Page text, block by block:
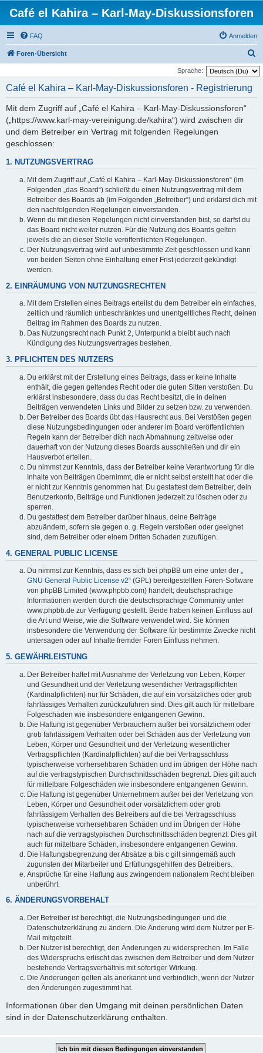
Café el Kahira – Karl-May-Diskussionsforen
FAQ Anmelden
Foren-Übersicht
u
Sprache:
Café el Kahira – Karl-May-Diskussionsforen - Registrierung
Mit dem Zugriff auf „Café el Kahira – Karl-May-Diskussionsforen“
(„https://www.karl-may-vereinigung.de/kahira“) wird zwischen dir
und dem Betreiber ein Vertrag mit folgenden Regelungen
geschlossen:
1. NUTZUNGSVERTRAG
Mit dem Zugriff auf „Café el Kahira – Karl-May-Diskussionsforen“ (im
Folgenden „das Board“) schließt du einen Nutzungsvertrag mit dem
Betreiber des Boards ab (im Folgenden „Betreiber“) und erklärst dich mit
den nachfolgenden Regelungen einverstanden.
Wenn du mit diesen Regelungen nicht einverstanden bist, so darfst du
das Board nicht weiter nutzen. Für die Nutzung des Boards gelten
jeweils die an dieser Stelle veröffentlichten Regelungen.
Der Nutzungsvertrag wird auf unbestimmte Zeit geschlossen und kann
von beiden Seiten ohne Einhaltung einer Frist jederzeit gekündigt
werden.
2. EINRÄUMUNG VON NUTZUNGSRECHTEN
Mit dem Erstellen eines Beitrags erteilst du dem Betreiber ein einfaches,
zeitlich und räumlich unbeschränktes und unentgeltliches Recht, deinen
Beitrag im Rahmen des Boards zu nutzen.
Das Nutzungsrecht nach Punkt 2, Unterpunkt a bleibt auch nach
Kündigung des Nutzungsvertrages bestehen.
3. PFLICHTEN DES NUTZERS
Du erklärst mit der Erstellung eines Beitrags, dass er keine Inhalte
enthält, die gegen geltendes Recht oder die guten Sitten verstoßen. Du
erklärst insbesondere, dass du das Recht besitzt, die in deinen
Beiträgen verwendeten Links und Bilder zu setzen bzw. zu verwenden.
Der Betreiber des Boards übt das Hausrecht aus. Bei Verstößen gegen
diese Nutzungsbedingungen oder anderer im Board veröffentlichten
Regeln kann der Betreiber dich nach Abmahnung zeitweise oder
dauerhaft von der Nutzung dieses Boards ausschließen und dir ein
Hausverbot erteilen.
Du nimmst zur Kenntnis, dass der Betreiber keine Verantwortung für die
Inhalte von Beiträgen übernimmt, die er nicht selbst erstellt hat oder die
er nicht zur Kenntnis genommen hat. Du gestattest dem Betreiber, dein
Benutzerkonto, Beiträge und Funktionen jederzeit zu löschen oder zu
sperren.
Du gestattest dem Betreiber darüber hinaus, deine Beiträge
abzuändern, sofern sie gegen o. g. Regeln verstoßen oder geeignet
sind, dem Betreiber oder einem Dritten Schaden zuzufügen.
4. GENERAL PUBLIC LICENSE
Du nimmst zur Kenntnis, dass es sich bei phpBB um eine unter der „
GNU General Public License v2“ (GPL) bereitgestellten Foren-Software
von phpBB Limited (www.phpbb.com) handelt; deutschsprachige
Informationen werden durch die deutschsprachige Community unter
www.phpbb.de zur Verfügung gestellt. Beide haben keinen Einfluss auf
die Art und Weise, wie die Software verwendet wird. Sie können
insbesondere die Verwendung der Software für bestimmte Zwecke nicht
untersagen oder auf Inhalte fremder Foren Einfluss nehmen.
5. GEWÄHRLEISTUNG
Der Betreiber haftet mit Ausnahme der Verletzung von Leben, Körper
und Gesundheit und der Verletzung wesentlicher Vertragspflichten
(Kardinalpflichten) nur für Schäden, die auf ein vorsätzliches oder grob
fahrlässiges Verhalten zurückzuführen sind. Dies gilt auch für mittelbare
Folgeschäden wie insbesondere entgangenen Gewinn.
Die Haftung ist gegenüber Verbrauchern außer bei vorsätzlichem oder
grob fahrlässigem Verhalten oder bei Schäden aus der Verletzung von
Leben, Körper und Gesundheit und der Verletzung wesentlicher
Vertragspflichten (Kardinalpflichten) auf die bei Vertragsschluss
typischerweise vorhersehbaren Schäden und im übrigen der Höhe nach
auf die vertragstypischen Durchschnittsschäden begrenzt. Dies gilt auch
für mittelbare Folgeschäden wie insbesondere entgangenen Gewinn.
Die Haftung ist gegenüber Unternehmern außer bei der Verletzung von
Leben, Körper und Gesundheit oder vorsätzlichem oder grob
fahrlässigem Verhalten des Betreibers auf die bei Vertragsschluss
typischerweise vorhersehbaren Schäden und im Übrigen der Höhe
nach auf die vertragstypischen Durchschnittsschäden begrenzt. Dies gilt
auch für mittelbare Schäden, insbesondere entgangenen Gewinn.
Die Haftungsbegrenzung der Absätze a bis c gilt sinngemäß auch
zugunsten der Mitarbeiter und Erfüllungsgehilfen des Betreibers.
Ansprüche für eine Haftung aus zwingendem nationalem Recht bleiben
unberührt.
6. ÄNDERUNGSVORBEHALT
Der Betreiber ist berechtigt, die Nutzungsbedingungen und die
Datenschutzerklärung zu ändern. Die Änderung wird dem Nutzer per E-
Mail mitgeteilt.
Der Nutzer ist berechtigt, den Änderungen zu widersprechen. Im Falle
des Widerspruchs erlischt das zwischen dem Betreiber und dem Nutzer
bestehende Vertragsverhältnis mit sofortiger Wirkung.
Die Änderungen gelten als anerkannt und verbindlich, wenn der Nutzer
den Änderungen zugestimmt hat.
Informationen über den Umgang mit deinen persönlichen Daten
sind in der Datenschutzerklärung enthalten.